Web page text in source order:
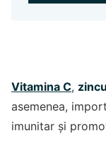
Vitamina C,
asemenea,
imunitar și